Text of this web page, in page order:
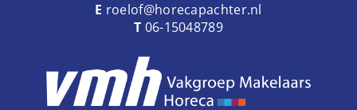
E roelof@horecapachter.nl
T 06-15048789